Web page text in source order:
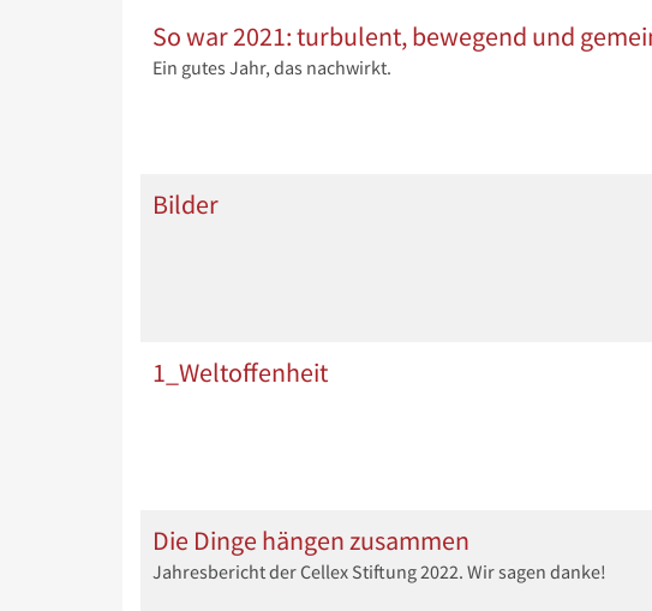
So war 2021: turbulent, bewegend und
Ein gutes Jahr, das nachwirkt.
Bilder
1_Weltoffenheit
Die Dinge hängen zusammen
Jahresbericht der Cellex Stiftung 2022. Wir sagen danke!